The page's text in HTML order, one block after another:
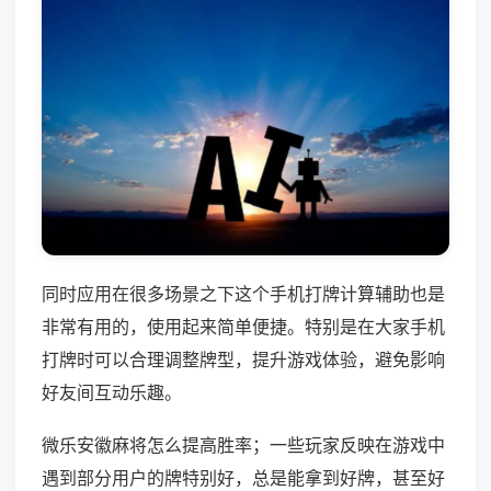
同时应用在很多场景之下这个手机打牌计算辅助也是
非常有用的，使用起来简单便捷。特别是在大家手机
打牌时可以合理调整牌型，提升游戏体验，避免影响
好友间互动乐趣。
微乐安徽麻将怎么提高胜率；一些玩家反映在游戏中
遇到部分用户的牌特别好，总是能拿到好牌，甚至好